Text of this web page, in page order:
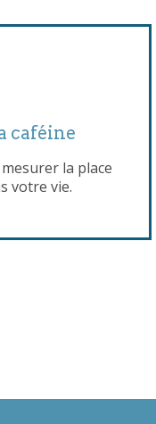
caféine
la place
votre vie.